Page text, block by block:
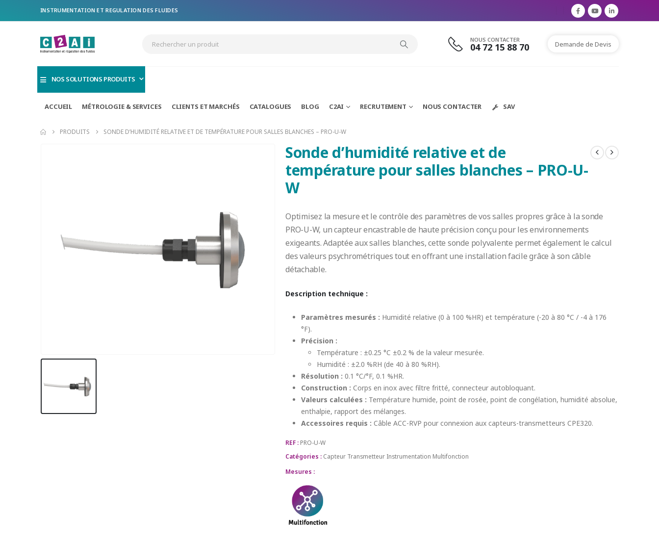
INSTRUMENTATION ET REGULATION DES FLUIDES
NOUS CONTACTER
04 72 15 88 70 Demande de Devis
NOS SOLUTIONS PRODUITS
ACCUEIL MÉTROLOGIE & SERVICES CLIENTS ET MARCHÉS CATALOGUES BLOG C2AI RECRUTEMENT NOUS CONTACTER SAV
PRODUITS SONDE D’HUMIDITÉ RELATIVE ET DE TEMPÉRATURE POUR SALLES BLANCHES – PRO-U-W
Sonde d’humidité relative et de
température pour salles blanches – PRO-U-
W
Optimisez la mesure et le contrôle des paramètres de vos salles propres grâce à la sonde
PRO-U-W, un capteur encastrable de haute précision conçu pour les environnements
exigeants. Adaptée aux salles blanches, cette sonde polyvalente permet également le calcul
des valeurs psychrométriques tout en offrant une installation facile grâce à son câble
détachable.
Description technique :
Paramètres mesurés : Humidité relative (0 à 100 %HR) et température (-20 à 80 °C / -4 à 176
°F).
Précision :
Température : ±0.25 °C ±0.2 % de la valeur mesurée.
Humidité : ±2.0 %RH (de 40 à 80 %RH).
Résolution : 0.1 °C/°F, 0.1 %HR.
Construction : Corps en inox avec filtre fritté, connecteur autobloquant.
Valeurs calculées : Température humide, point de rosée, point de congélation, humidité absolue,
enthalpie, rapport des mélanges.
Accessoires requis : Câble ACC-RVP pour connexion aux capteurs-transmetteurs CPE320.
REF : PRO-U-W
Catégories : Capteur Transmetteur Instrumentation Multifonction
Mesures :